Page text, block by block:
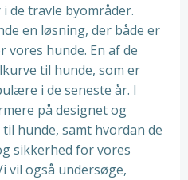
travle byområder.
en løsning, der både er
hunde. En af de
til hunde, som er
i de seneste år. I
på designet og
hunde, samt hvordan de
sikkerhed for vores
vil også undersøge,